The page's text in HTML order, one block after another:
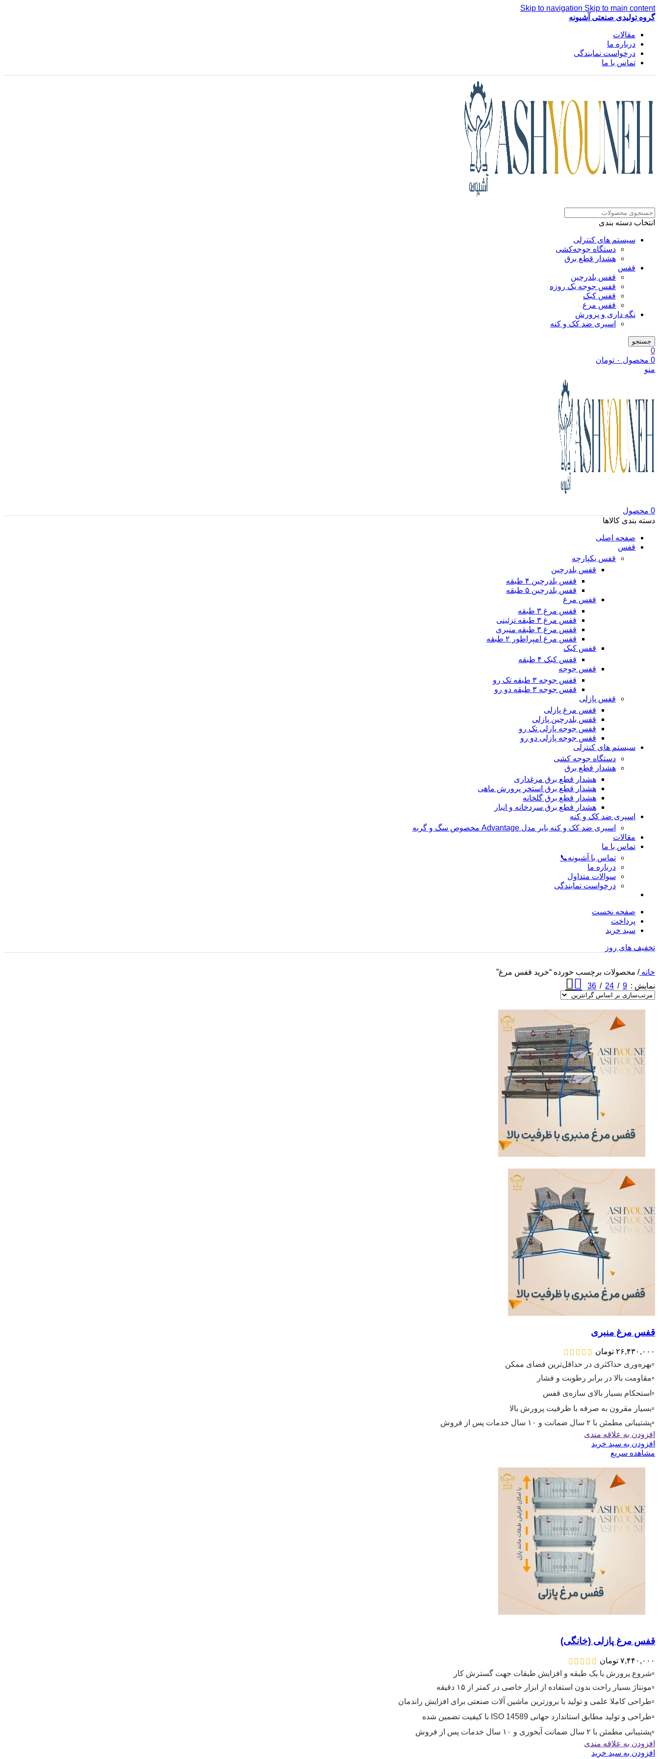
Skip to navigation Skip to main content
گروه تولیدی صنعتی آشیونه
مقالات
درباره ما
درخواست نمایندگی
تماس با ما
انتخاب دسته بندی
سیستم های کنترلی
دستگاه جوجه‌کشی
هشدار قطع برق
قفس
قفس بلدرچین
قفس جوجه یک روزه
قفس کبک
قفس مرغ
نگه داری و پرورش
اسپری ضد کک و کنه
جستجو
0
0 محصول ۰ تومان
منو
0 محصول
دسته بندی کالاها
صفحه اصلی
قفس
قفس یکپارچه
قفس بلدرچین
قفس بلدرچین ۴ طبقه
قفس بلدرچین ۵ طبقه
قفس مرغ
قفس مرغ ۳ طبقه
قفس مرغ ۳ طبقه تزئینی
قفس مرغ ۳ طبقه منبری
قفس مرغ امپراطور ۲ طبقه
قفس کبک
قفس کبک ۴ طبقه
قفس جوجه
قفس جوجه ۳ طبقه تک رو
قفس جوجه ۳ طبقه دو رو
قفس پازلی
قفس مرغ پازلی
قفس بلدرچین پازلی
قفس جوجه پازلی تک رو
قفس جوجه پازلی دو رو
سیستم های کنترلی
دستگاه جوجه کشی
هشدار قطع برق
هشدار قطع برق مرغداری
هشدار قطع برق استخر پرورش ماهی
هشدار قطع برق گلخانه
هشدار قطع برق سردخانه و انبار
اسپری ضد کک و کنه
اسپری ضد کک و کنه بایر مدل Advantage مخصوص سگ و گربه
مقالات
تماس با ما
تماس با آشیونه📞
درباره ما
سوالات متداول
درخواست نمایندگی
صفحه نخست
پرداخت
سبد خرید
تخفیف های روز
خانه/ محصولات برچسب خورده “خرید قفس مرغ”
نمایش
9
24
36
قفس مرغ منبری
۲۶,۴۳۰,۰۰۰ تومان
▫️بهره‌وری حداکثری در حداقل‌ترین فضای ممکن
▫️مقاومت بالا در برابر رطوبت و فشار
▫️استحکام بسیار بالای سازه‌ی قفس
▫️بسیار مقرون به صرفه با ظرفیت پرورش بالا
▫️پشتیبانی مطمئن با ۲ سال ضمانت و ۱۰ سال خدمات پس از فروش
افزودن به علاقه مندی
افزودن به سبد خرید
مشاهده سریع
قفس مرغ پازلی (خانگی)
۷,۴۴۰,۰۰۰ تومان
▫️شروع پرورش با یک طبقه و افزایش طبقات جهت گسترش کار
▫️مونتاژ بسیار راحت بدون استفاده از ابزار خاصی در کمتر از ۱۵ دقیقه
▫️طراحی کاملا علمی و تولید با بروزترین ماشین آلات صنعتی برای افزایش راندمان
▫️طراحی و تولید مطابق استاندارد جهانی ISO 14589 با کیفیت تضمین شده
▫️پشتیبانی مطمئن با ۲ سال ضمانت آبخوری و ۱۰ سال خدمات پس از فروش
افزودن به علاقه مندی
افزودن به سبد خرید